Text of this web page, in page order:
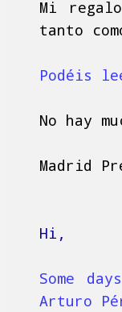
Mi
tanto
Podéis
No hay
Madrid
Hi,
Some
Arturo